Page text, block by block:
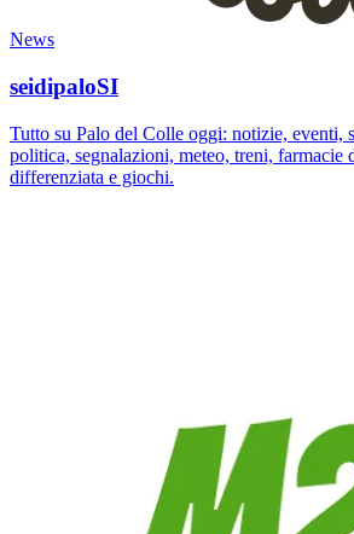
News
seidipaloSI
Tutto su Palo del Colle oggi: notizie, eventi,
politica, segnalazioni, meteo, treni, farmacie
differenziata e giochi.